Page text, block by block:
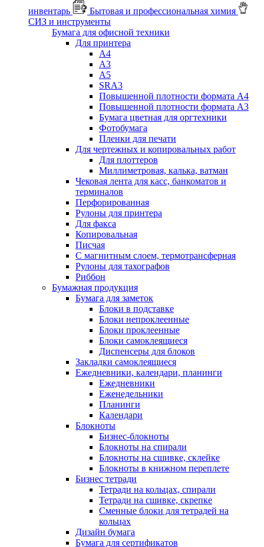
инвентарь
Бытовая и профессиональная химия
СИЗ и инструменты
Бумага для офисной техники
Для принтера
А4
А3
А5
SRA3
Повышенной плотности формата А4
Повышенной плотности формата А3
Бумага цветная для оргтехники
Фотобумага
Пленки для печати
Для чертежных и копировальных работ
Для плоттеров
Миллиметровая, калька, ватман
Чековая лента для касс, банкоматов и
терминалов
Перфорированная
Рулоны для принтера
Для факса
Копировальная
Писчая
С магнитным слоем, термотрансферная
Рулоны для тахографов
Риббон
Бумажная продукция
Бумага для заметок
Блоки в подставке
Блоки непроклеенные
Блоки проклеенные
Блоки самоклеящиеся
Диспенсеры для блоков
Закладки самоклеящиеся
Ежедневники, календари, планинги
Ежедневники
Еженедельники
Планинги
Календари
Блокноты
Бизнес-блокноты
Блокноты на спирали
Блокноты на сшивке, склейке
Блокноты в книжном переплете
Бизнес тетради
Тетради на кольцах, спирали
Тетради на сшивке, скрепке
Сменные блоки для тетрадей на
кольцах
Дизайн бумага
Бумага для сертификатов